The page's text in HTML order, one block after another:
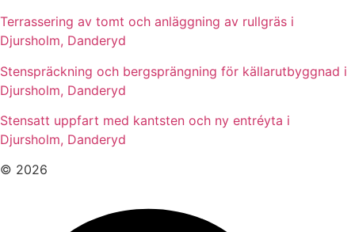
Terrassering av tomt och anläggning av rullgräs i
Djursholm, Danderyd
Stenspräckning och bergsprängning för källarutbyggnad i
Djursholm, Danderyd
Stensatt uppfart med kantsten och ny entréyta i
Djursholm, Danderyd
© 2026